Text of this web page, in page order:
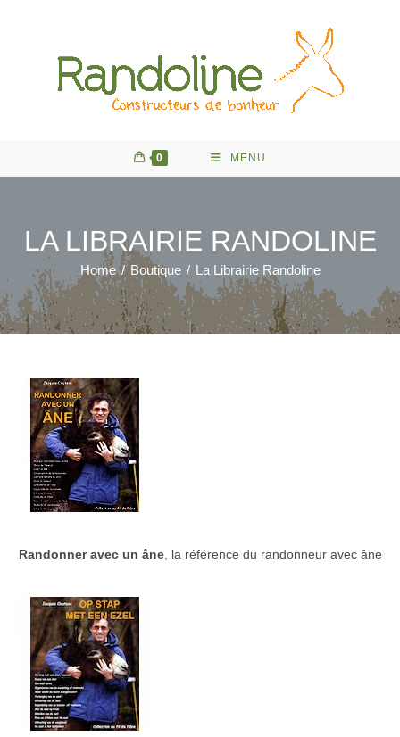
0 MENU
LA LIBRAIRIE RANDOLINE
Home / Boutique / La Librairie Randoline
Randonner avec un âne, la référence du randonneur avec âne